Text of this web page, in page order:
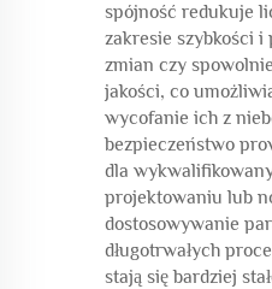
spójność redukuje
zakresie szybkości
zmian czy
jakości, co
wycofanie ich z
bezpieczeństwo
dla
projektowaniu lub
dostosowywanie
długotrwałych
stają się bardziej